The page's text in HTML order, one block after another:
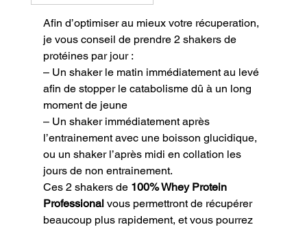
Afin d’optimiser au mieux votre récuperation,
je vous conseil de prendre 2 shakers de
protéines par jour :
– Un shaker le matin immédiatement au levé
afin de stopper le catabolisme dû à un long
moment de jeune
– Un shaker immédiatement après
l’entrainement avec une boisson glucidique,
ou un shaker l’après midi en collation les
jours de non entrainement.
Ces 2 shakers de 100% Whey Protein
Professional vous permettront de récupérer
beaucoup plus rapidement, et vous pourrez